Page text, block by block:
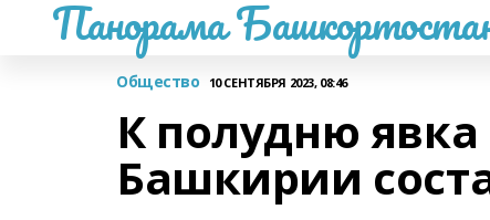
Панорама
Общество 10 СЕНТЯБРЯ 2023, 08:46
К полудню
Башкирии